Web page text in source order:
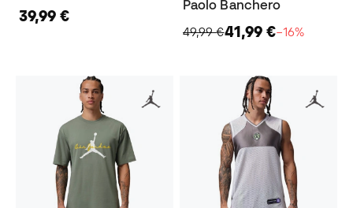
39,99 €
Paolo Banchero
49,99 €41,99 €−16%